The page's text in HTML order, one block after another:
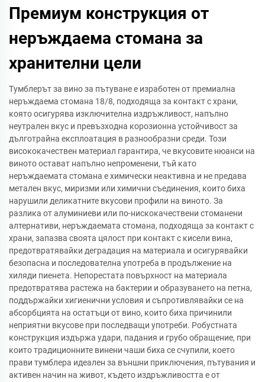
Премиум конструкция от
неръждаема стомана за
хранителни цели
Тумблерът за вино за пътуване е изработен от премиална
неръждаема стомана 18/8, подходяща за контакт с храни,
която осигурява изключителна издръжливост, напълно
неутрален вкус и превъзходна корозионна устойчивост за
дълготрайна експлоатация в разнообразни среди. Този
висококачествен материал гарантира, че вкусовите нюанси на
виното остават напълно непроменени, тъй като
неръждаемата стомана е химически неактивна и не предава
метален вкус, миризми или химични съединения, които биха
нарушили деликатните вкусови профили на виното. За
разлика от алуминиеви или по-нискокачествени стоманени
алтернативи, неръждаемата стомана, подходяща за контакт с
храни, запазва своята цялост при контакт с кисели вина,
предотвратявайки деградация на материала и осигурявайки
безопасна и последователна употреба в продължение на
хиляди пиенета. Непорестата повърхност на материала
предотвратява растежа на бактерии и образуването на петна,
поддържайки хигиенични условия и съпротивлявайки се на
абсорбцията на остатъци от вино, които биха причинили
неприятни вкусове при последващи употреби. Робустната
конструкция издържа удари, падания и грубо обращение, при
които традиционните винени чаши биха се счупили, което
прави тумблера идеален за външни приключения, пътувания и
активен начин на живот, където издръжливостта е от